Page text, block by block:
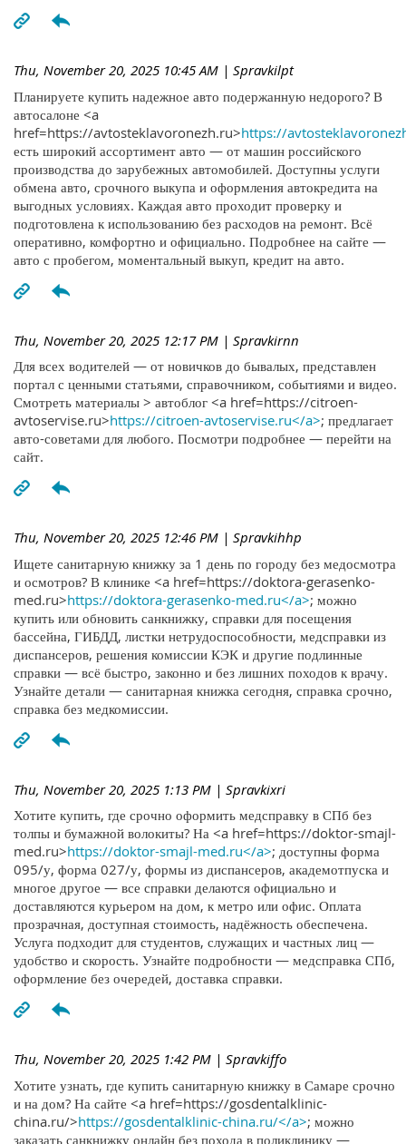
Thu, November 20, 2025 10:45 AM | Spravkilpt
Планируете купить надежное авто подержанную недорого? В
автосалоне <a
href=https://avtosteklavoronezh.ru>https://
есть широкий ассортимент авто — от машин российского
производства до зарубежных автомобилей. Доступны услуги
обмена авто, срочного выкупа и оформления автокредита на
выгодных условиях. Каждая авто проходит проверку и
подготовлена к использованию без расходов на ремонт. Всё
оперативно, комфортно и официально. Подробнее на сайте —
авто с пробегом, моментальный выкуп, кредит на авто.
Thu, November 20, 2025 12:17 PM | Spravkirnn
Для всех водителей — от новичков до бывалых, представлен
портал с ценными статьями, справочником, событиями и видео.
Смотреть материалы > автоблог <a href=https://citroen-
avtoservise.ru>https://citroen-avtoservise.ru</a>; предлагает
авто-советами для любого. Посмотри подробнее — перейти на
сайт.
Thu, November 20, 2025 12:46 PM | Spravkihhp
Ищете санитарную книжку за 1 день по городу без медосмотра
и осмотров? В клинике <a href=https://doktora-gerasenko-
med.ru>https://doktora-gerasenko-med.ru</a>; можно
купить или обновить санкнижку, справки для посещения
бассейна, ГИБДД, листки нетрудоспособности, медсправки из
диспансеров, решения комиссии КЭК и другие подлинные
справки — всё быстро, законно и без лишних походов к врачу.
Узнайте детали — санитарная книжка сегодня, справка срочно,
справка без медкомиссии.
Thu, November 20, 2025 1:13 PM | Spravkixri
Хотите купить, где срочно оформить медсправку в СПб без
толпы и бумажной волокиты? На <a href=https://doktor-smajl-
med.ru>https://doktor-smajl-med.ru</a>; доступны форма
095/у, форма 027/у, формы из диспансеров, академотпуска и
многое другое — все справки делаются официально и
доставляются курьером на дом, к метро или офис. Оплата
прозрачная, доступная стоимость, надёжность обеспечена.
Услуга подходит для студентов, служащих и частных лиц —
удобство и скорость. Узнайте подробности — медсправка СПб,
оформление без очередей, доставка справки.
Thu, November 20, 2025 1:42 PM | Spravkiffo
Хотите узнать, где купить санитарную книжку в Самаре срочно
и на дом? На сайте <a href=https://gosdentalklinic-
china.ru/>https://gosdentalklinic-china.ru/</a>; можно
заказать санкнижку онлайн без похода в поликлинику —